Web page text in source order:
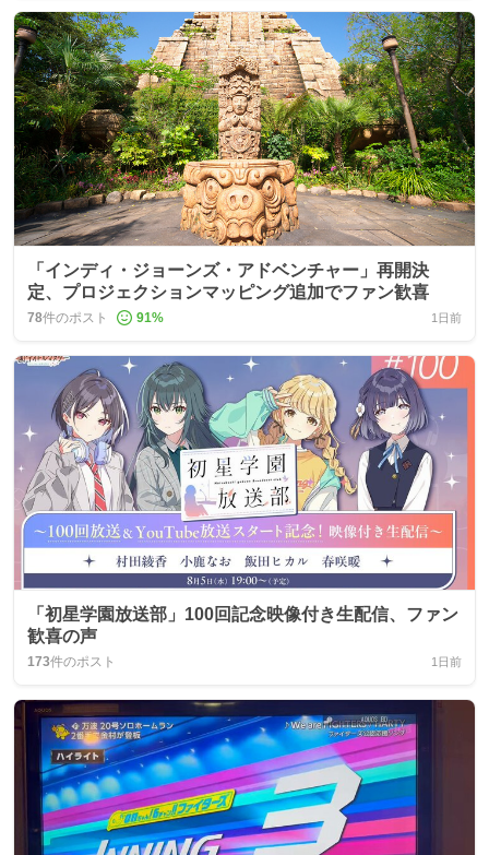
「インディ・ジョーンズ・アドベンチャー」再開決
定、プロジェクションマッピング追加でファン歓喜
78件のポスト 91% 1日前
「初星学園放送部」100回記念映像付き生配信、ファン
歓喜の声
173件のポスト 1日前